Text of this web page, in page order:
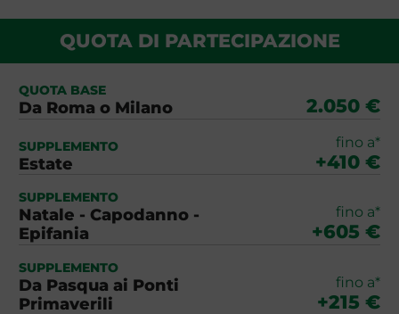
QUOTA DI PARTECIPAZIONE
QUOTA BASE
Da Roma o Milano 2.050 €
SUPPLEMENTO
Estate
fino a*
+410 €
SUPPLEMENTO
Natale - Capodanno -
Epifania
fino a*
+605 €
SUPPLEMENTO
Da Pasqua ai Ponti
Primaverili
fino a*
+215 €